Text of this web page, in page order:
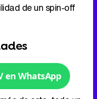
de un spin-off
en WhatsApp